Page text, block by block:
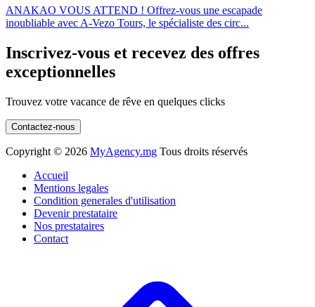
ANAKAO VOUS ATTEND ! Offrez-vous une escapade
inoubliable avec A-Vezo Tours, le spécialiste des circ...
Inscrivez-vous et recevez des offres
exceptionnelles
Trouvez votre vacance de rêve en quelques clicks
Contactez-nous
Copyright © 2026 MyAgency.mg Tous droits réservés
Accueil
Mentions legales
Condition generales d'utilisation
Devenir prestataire
Nos prestataires
Contact